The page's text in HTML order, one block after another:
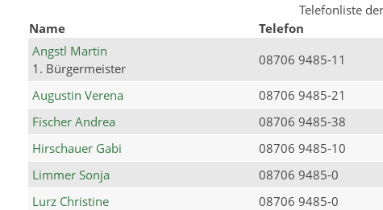
Telefonliste
Name
Telefon
Angstl Martin
1. Bürgermeister
08706 9485-11
Augustin Verena 08706 9485-21
Fischer Andrea
08706 9485-38
Hirschauer Gabi
08706 9485-10
Limmer Sonja
08706 9485-0
Lurz Christine
08706 9485-0